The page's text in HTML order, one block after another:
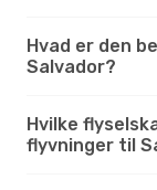
Hvad er den
Salvador?
Hvilke
flyvninger til